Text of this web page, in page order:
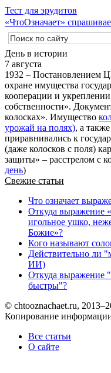
Тест для эрудитов
«ЧтоОзначает»
День в истории
7 августа
1932 –
охране имущества
кооперации и
собственности».
колосках». Имущество
урожай на полях), а
приравнивались к
(даже колосков с поля)
защиты» – расстрелом с
день)
Свежие статьи
Что означает
Откуда выражение
игольное ушко,
Божие»?
Кого называют
Действительно ли
ИИ)
Откуда выражение
быстры"?
© chtooznachaet.ru,
Копирование информации
Все статьи
О сайте